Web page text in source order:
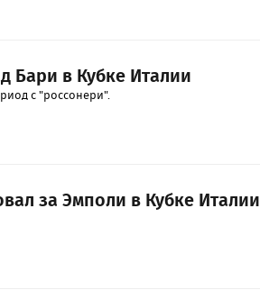
Бари в Кубке Италии
с "россонери".
за Эмполи в Кубке Италии